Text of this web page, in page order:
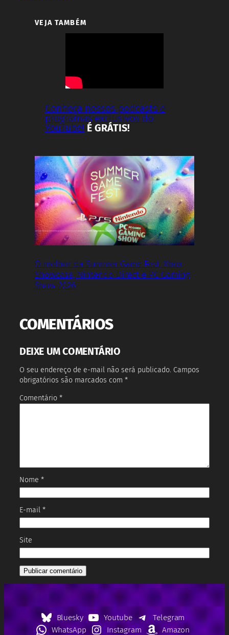
VEJA TAMBÉM
Conheça nossos podcasts e
programas exclusivos do
YouTube! É GRÁTIS!
O melhor da Summer Game Fest, Xbox
Showcase, Nintendo Direct e PC Gaming
Show 2026
COMENTÁRIOS
DEIXE UM COMENTÁRIO
O seu endereço de e-mail não será publicado. Campos
obrigatórios são marcados com *
Comentário *
Nome *
E-mail *
Site
Bluesky Youtube
Telegram
WhatsApp
Instagram Amazon